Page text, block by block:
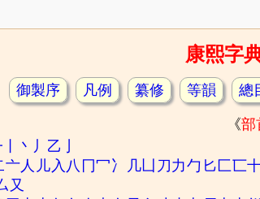
康熙字
御製序 凡例 纂修 等韻 總
《部
丶 丿 乙
亠人 儿入 八 冂冖 冫 几凵 刀 力勹 匕 匚匸
又